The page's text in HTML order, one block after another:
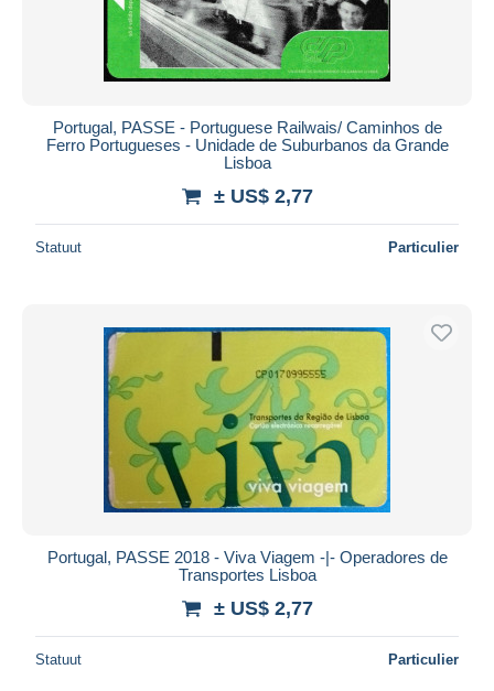
Portugal, PASSE - Portuguese Railwais/ Caminhos de
Ferro Portugueses - Unidade de Suburbanos da Grande
Lisboa
± US$ 2,77
Statuut Particulier
Portugal, PASSE 2018 - Viva Viagem -|- Operadores de
Transportes Lisboa
± US$ 2,77
Statuut Particulier